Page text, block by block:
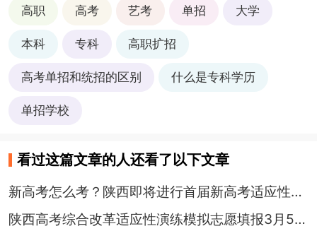
高职 高考 艺考 单招 大学
本科 专科 高职扩招
高考单招和统招的区别 什么是专科学历
单招学校
看过这篇文章的人还看了以下文章
新高考怎么考？陕西即将进行首届新高考适应性演练
陕西高考综合改革适应性演练模拟志愿填报3月5日开始